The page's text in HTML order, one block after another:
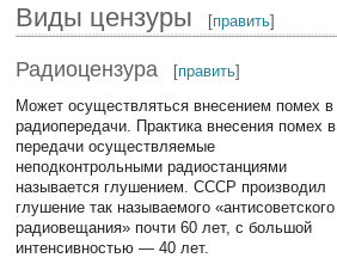
Виды цензуры [править]
Радиоцензура [править]
Может осуществляться внесением помех в
радиопередачи. Практика внесения помех в
передачи осуществляемые
неподконтрольными радиостанциями
называется глушением. СССР производил
глушение так называемого «антисоветского
радиовещания» почти 60 лет, с большой
интенсивностью — 40 лет.